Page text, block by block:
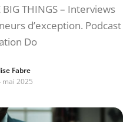
BIG THINGS – Interviews
d’exception. Podcast
Do
Fabre
mai 2025